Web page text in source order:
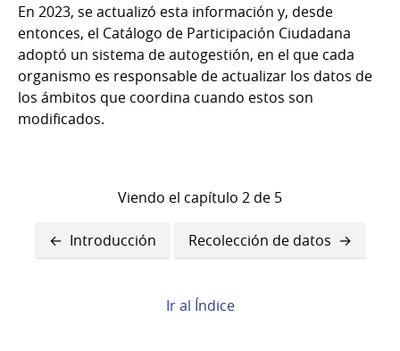
En 2023, se actualizó esta información y, desde
entonces, el Catálogo de Participación Ciudadana
adoptó un sistema de autogestión, en el que cada
organismo es responsable de actualizar los datos de
los ámbitos que coordina cuando estos son
modificados.
Viendo el capítulo 2 de 5
Enlaces
transversales
Introducción Recolección de datos
Ir al Índice